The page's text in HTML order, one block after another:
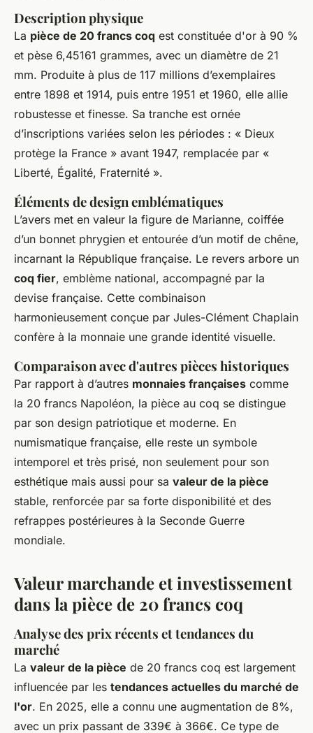
Description physique
La pièce de 20 francs coq est constituée d'or à 90 %
et pèse 6,45161 grammes, avec un diamètre de 21
mm. Produite à plus de 117 millions d’exemplaires
entre 1898 et 1914, puis entre 1951 et 1960, elle allie
robustesse et finesse. Sa tranche est ornée
d’inscriptions variées selon les périodes : « Dieux
protège la France » avant 1947, remplacée par «
Liberté, Égalité, Fraternité ».
Éléments de design emblématiques
L’avers met en valeur la figure de Marianne, coiffée
d’un bonnet phrygien et entourée d’un motif de chêne,
incarnant la République française. Le revers arbore un
coq fier, emblème national, accompagné par la
devise française. Cette combinaison
harmonieusement conçue par Jules-Clément Chaplain
confère à la monnaie une grande identité visuelle.
Comparaison avec d'autres pièces historiques
Par rapport à d’autres monnaies françaises comme
la 20 francs Napoléon, la pièce au coq se distingue
par son design patriotique et moderne. En
numismatique française, elle reste un symbole
intemporel et très prisé, non seulement pour son
esthétique mais aussi pour sa valeur de la pièce
stable, renforcée par sa forte disponibilité et des
refrappes postérieures à la Seconde Guerre
mondiale.
Valeur marchande et investissement
dans la pièce de 20 francs coq
Analyse des prix récents et tendances du
marché
La valeur de la pièce de 20 francs coq est largement
influencée par les tendances actuelles du marché de
l'or. En 2025, elle a connu une augmentation de 8%,
avec un prix passant de 339€ à 366€. Ce type de